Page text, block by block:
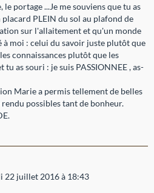
le portage ...Je me souviens que tu as
PLEIN du sol au plafond de
sur l'allaitement et qu'un monde
à moi : celui du savoir juste plutôt que
connaissances plutôt que les
tu as souri : je suis PASSIONNEE , as-
Marie a permis tellement de belles
possibles tant de bonheur.
22 juillet 2016 à 18:43